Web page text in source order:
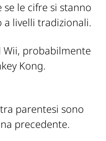
le cifre si stanno
livelli tradizionali.
probabilmente
Kong.
parentesi sono
precedente.